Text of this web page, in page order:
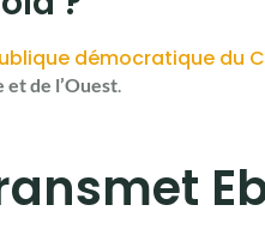
démocratique du
de l’Ouest.